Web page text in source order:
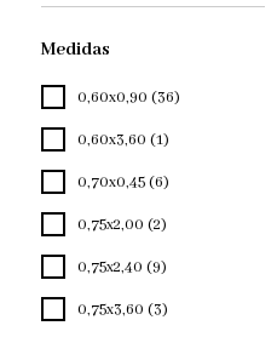
Medidas
0,60x0,90 (36)
0,60x3,60 (1)
0,70x0,45 (6)
0,75x2,00 (2)
0,75x2,40 (9)
0,75x3,60 (3)